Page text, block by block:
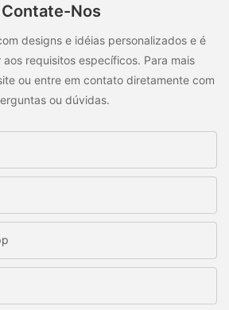
Contate-Nos
designs e idéias personalizados e é
requisitos específicos. Para mais
ou entre em contato diretamente com
ou dúvidas.